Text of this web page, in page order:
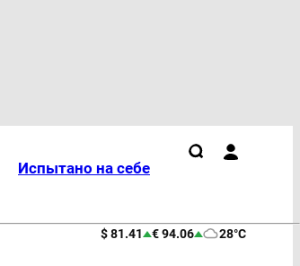
Испытано на себе
$ 81.41 € 94.06 28°C